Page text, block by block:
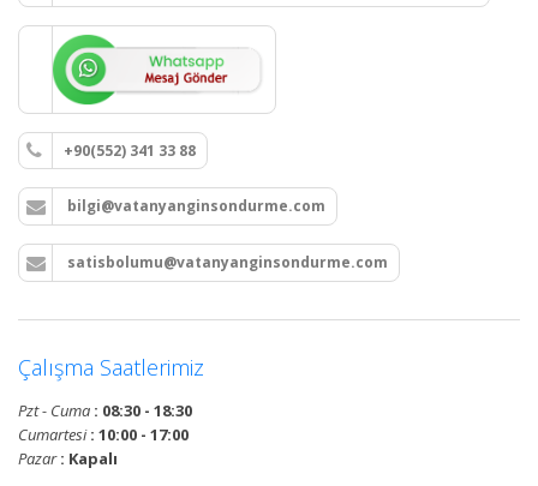
+90(552) 341 33 88
bilgi@vatanyanginsondurme.com
satisbolumu@vatanyanginsondurme.com
Çalışma Saatlerimiz
Pzt - Cuma : 08:30 - 18:30
Cumartesi: 10:00 - 17:00
Pazar: Kapalı